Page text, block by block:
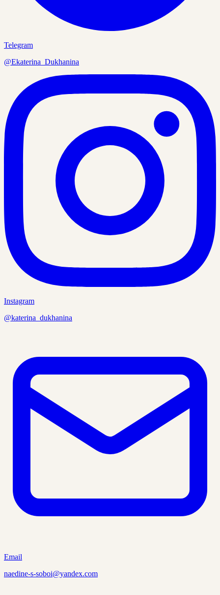
Telegram
@Ekaterina_Dukhanina
Instagram
@katerina_dukhanina
Email
naedine-s-soboi@yandex.com